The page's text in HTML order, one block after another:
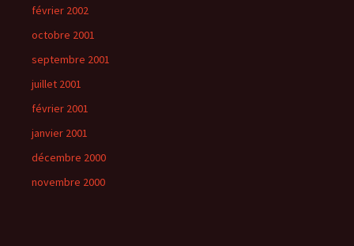
février 2002
octobre 2001
septembre 2001
juillet 2001
février 2001
janvier 2001
décembre 2000
novembre 2000